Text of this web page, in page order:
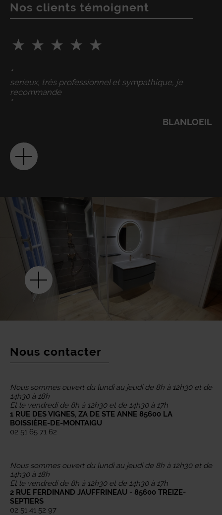
Nos clients témoignent
"
serieux, très professionnel et sympathique, je
recommande
"
BLANLOEIL
Nous contacter
Nous sommes ouvert du lundi au jeudi de 8h à 12h30 et de
14h30 à 18h
Et le vendredi de 8h à 12h30 et de 14h30 à 17h
1 RUE DES VIGNES, ZA DE STE ANNE 85600 LA
BOISSIÈRE-DE-MONTAIGU
02 51 65 71 62
Nous sommes ouvert du lundi au jeudi de 8h à 12h30 et de
14h30 à 18h
Et le vendredi de 8h à 12h30 et de 14h30 à 17h
2 RUE FERDINAND JAUFFRINEAU - 85600 TREIZE-
SEPTIERS
02 51 41 52 97